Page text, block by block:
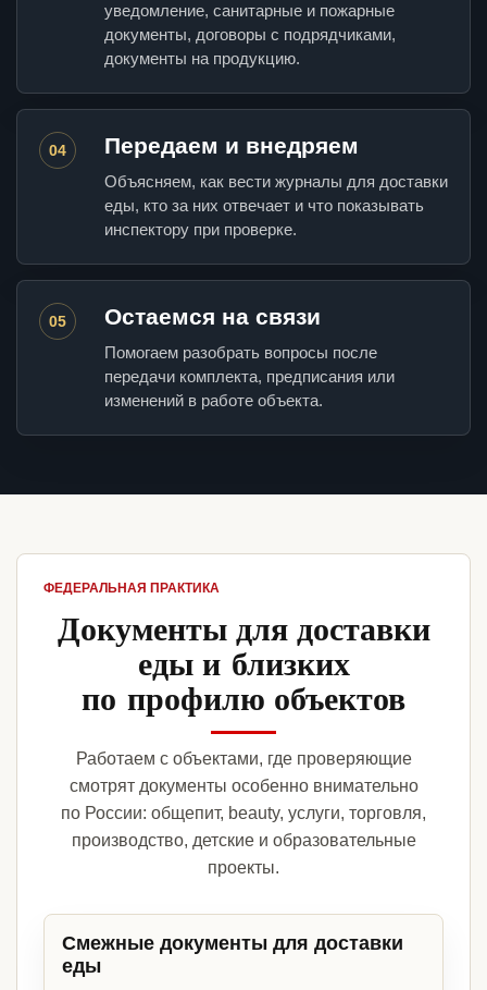
уведомление, санитарные и пожарные
документы, договоры с подрядчиками,
документы на продукцию.
04 Передаем и внедряем
Объясняем, как вести журналы для доставки
еды, кто за них отвечает и что показывать
инспектору при проверке.
05 Остаемся на связи
Помогаем разобрать вопросы после
передачи комплекта, предписания или
изменений в работе объекта.
ФЕДЕРАЛЬНАЯ ПРАКТИКА
Документы для доставки
еды и близких
по профилю объектов
Работаем с объектами, где проверяющие
смотрят документы особенно внимательно
по России: общепит, beauty, услуги, торговля,
производство, детские и образовательные
проекты.
Смежные документы для доставки
еды